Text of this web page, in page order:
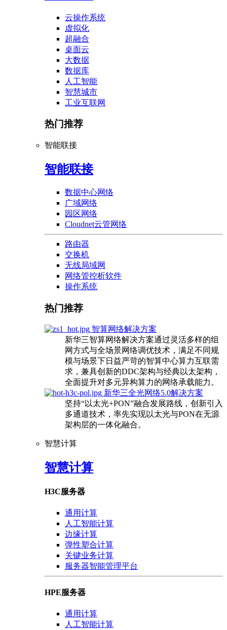
云操作系统
虚拟化
超融合
桌面云
大数据
数据库
人工智能
智慧城市
工业互联网
热门推荐
智能联接
智能联接
数据中心网络
广域网络
园区网络
Cloudnet云管网络
路由器
交换机
无线局域网
网络管控析软件
操作系统
热门推荐
智算网络解决方案
新华三智算网络解决方案通过灵活多样的组
网方式与全场景网络调优技术，满足不同规
模与场景下日益严苛的智算中心算力互联需
求，兼具创新的DDC架构与经典以太架构，
全面提升对多元异构算力的网络承载能力。
新华三全光网络5.0解决方案
坚持“以太光+PON”融合发展路线，创新引入
多通道技术，率先实现以太光与PON在无源
架构层的一体化融合。
智慧计算
智慧计算
H3C服务器
通用计算
人工智能计算
边缘计算
弹性塑合计算
关键业务计算
服务器智能管理平台
HPE服务器
通用计算
人工智能计算